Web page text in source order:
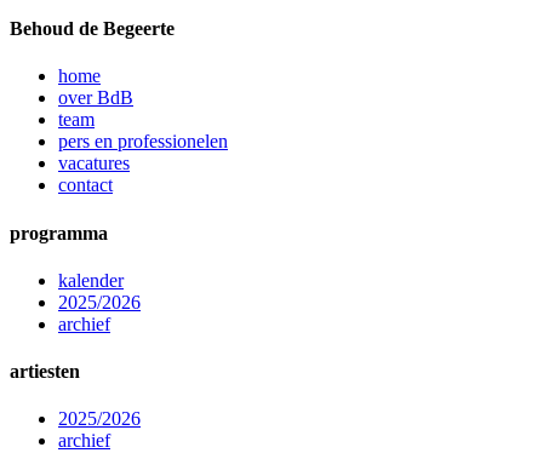
Behoud de Begeerte
home
over BdB
team
pers en professionelen
vacatures
contact
programma
kalender
2025/2026
archief
artiesten
2025/2026
archief